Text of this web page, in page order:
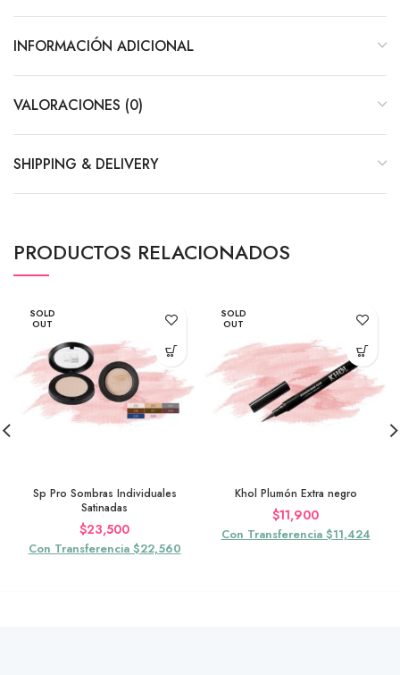
INFORMACIÓN ADICIONAL
VALORACIONES (0)
SHIPPING & DELIVERY
PRODUCTOS RELACIONADOS
SOLD
OUT
Sp Pro Sombras Individuales
Satinadas
$23,500
Con Transferencia $22,560
SOLD
OUT
Khol Plumón Extra negro
$11,900
Con Transferencia $11,424